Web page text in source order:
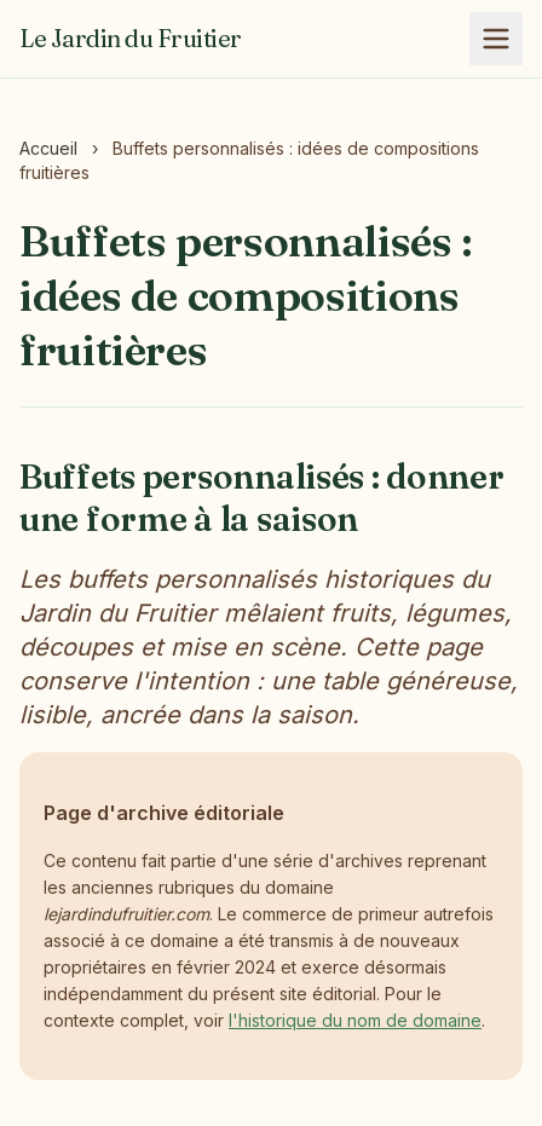
Le Jardin du Fruitier
Accueil ›
Buffets personnalisés : idées de compositions
fruitières
Buffets personnalisés :
idées de compositions
fruitières
Buffets personnalisés : donner
une forme à la saison
Les buffets personnalisés historiques du
Jardin du Fruitier mêlaient fruits, légumes,
découpes et mise en scène. Cette page
conserve l'intention : une table généreuse,
lisible, ancrée dans la saison.
Page d'archive éditoriale
Ce contenu fait partie d'une série d'archives reprenant
les anciennes rubriques du domaine
lejardindufruitier.com. Le commerce de primeur autrefois
associé à ce domaine a été transmis à de nouveaux
propriétaires en février 2024 et exerce désormais
indépendamment du présent site éditorial. Pour le
contexte complet, voir l'historique du nom de domaine.